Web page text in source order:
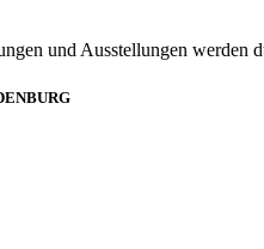
und Ausstellungen werden